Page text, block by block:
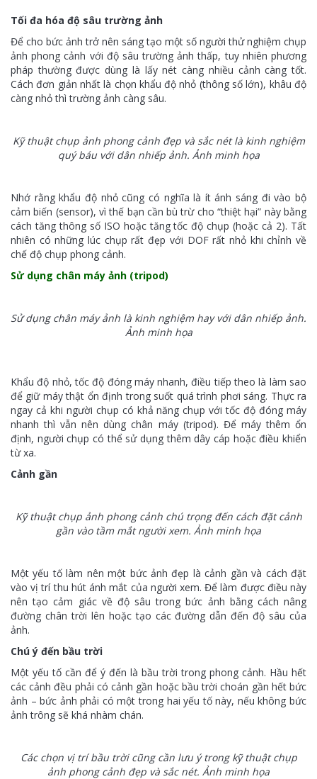
Tối đa hóa độ sâu trường ảnh
Để cho bức ảnh trở nên sáng tạo một số người thử nghiệm chụp
ảnh phong cảnh với độ sâu trường ảnh thấp, tuy nhiên phương
pháp thường được dùng là lấy nét càng nhiều cảnh càng tốt.
Cách đơn giản nhất là chọn khẩu độ nhỏ (thông số lớn), khâu độ
càng nhỏ thì trường ảnh càng sâu.
Kỹ thuật chụp ảnh phong cảnh đẹp và sắc nét là kinh nghiệm
quý báu với dân nhiếp ảnh. Ảnh minh họa
Nhớ rằng khẩu độ nhỏ cũng có nghĩa là ít ánh sáng đi vào bộ
cảm biến (sensor), vì thế bạn cần bù trừ cho “thiệt hại” này bằng
cách tăng thông số ISO hoặc tăng tốc độ chụp (hoặc cả 2). Tất
nhiên có những lúc chụp rất đẹp với DOF rất nhỏ khi chỉnh về
chế độ chụp phong cảnh.
Sử dụng chân máy ảnh (tripod)
Sử dụng chân máy ảnh là kinh nghiệm hay với dân nhiếp ảnh.
Ảnh minh họa
Khẩu độ nhỏ, tốc độ đóng máy nhanh, điều tiếp theo là làm sao
để giữ máy thật ổn định trong suốt quá trình phơi sáng. Thực ra
ngay cả khi người chụp có khả năng chụp với tốc độ đóng máy
nhanh thì vẫn nên dùng chân máy (tripod). Để máy thêm ổn
định, người chụp có thể sử dụng thêm dây cáp hoặc điều khiển
từ xa.
Cảnh gần
Kỹ thuật chụp ảnh phong cảnh chú trọng đến cách đặt cảnh
gần vào tầm mắt người xem. Ảnh minh họa
Một yếu tố làm nên một bức ảnh đẹp là cảnh gần và cách đặt
vào vị trí thu hút ánh mắt của người xem. Để làm được điều này
nên tạo cảm giác về độ sâu trong bức ảnh bằng cách nâng
đường chân trời lên hoặc tạo các đường dẫn đến độ sâu của
ảnh.
Chú ý đến bầu trời
Một yếu tố cần để ý đến là bầu trời trong phong cảnh. Hầu hết
các cảnh đều phải có cảnh gần hoặc bầu trời choán gần hết bức
ảnh – bức ảnh phải có một trong hai yếu tố này, nếu không bức
ảnh trông sẽ khá nhàm chán.
Các chọn vị trí bầu trời cũng cần lưu ý trong kỹ thuật chụp
ảnh phong cảnh đẹp và sắc nét. Ảnh minh họa